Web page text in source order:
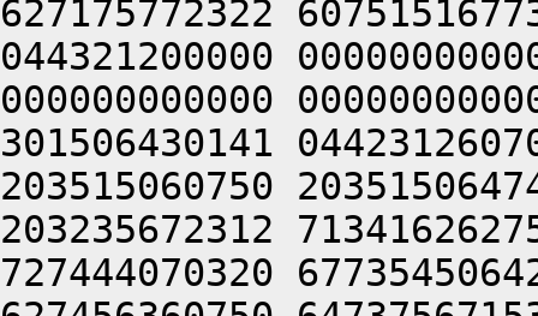
627175772322
044321200000
000000000000
301506430141
203515060750
203235672312
727444070320